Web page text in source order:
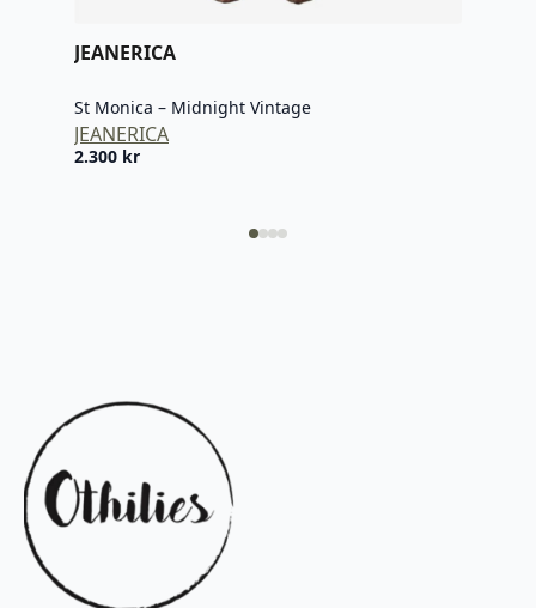
JEANERICA
St Monica – Midnight Vintage
JEANERICA
2.300 kr